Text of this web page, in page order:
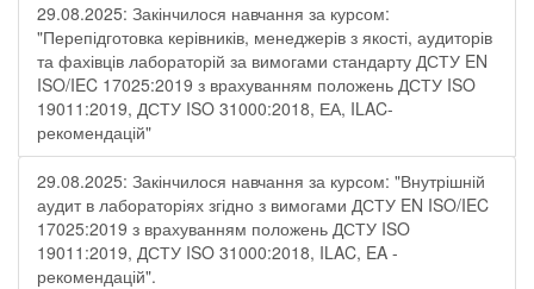
29.08.2025: Закінчилося навчання за курсом:
"Перепідготовка керівників, менеджерів з якості, аудиторів
та фахівців лабораторій за вимогами стандарту ДСТУ EN
ISO/IEC 17025:2019 з врахуванням положень ДСТУ ISO
19011:2019, ДСТУ ISO 31000:2018, ЕА, ILAC-
рекомендацій"
29.08.2025: Закінчилося навчання за курсом: "Внутрішній
аудит в лабораторіях згідно з вимогами ДСТУ EN ISO/IEC
17025:2019 з врахуванням положень ДСТУ ISO
19011:2019, ДСТУ ISO 31000:2018, ILAC, EA -
рекомендацій".